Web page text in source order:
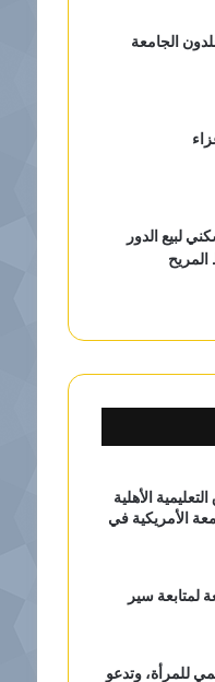
الجامعة
لبيع الدور
المريح
الأهلية
الأمريكية في
لمتابعة سير
للمرأة، وتدعو